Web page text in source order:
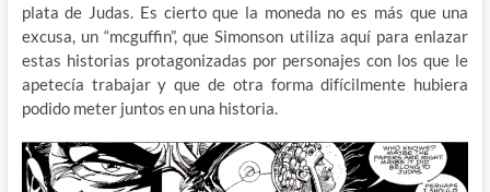
plata de Judas. Es cierto que la moneda no es más que una
excusa, un “mcguffin”, que Simonson utiliza aquí para enlazar
estas historias protagonizadas por personajes con los que le
apetecía trabajar y que de otra forma difícilmente hubiera
podido meter juntos en una historia.